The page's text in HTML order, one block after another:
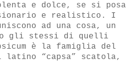
e dolce, se si posa
e realistico. I
ad una cosa, un
gli stessi di quelli
è la famiglia del
latino “capsa” scatola,